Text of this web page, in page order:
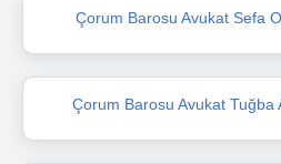
Çorum Barosu Avukat Sefa
Çorum Barosu Avukat Tuğba